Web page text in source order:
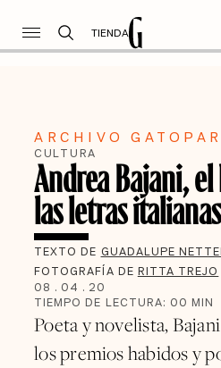
TIENDA
ARCHIVO
CULTURA
Andrea Bajani,
las letras italianas
TEXTO DE GUADALUPE
FOTOGRAFÍA DE RITTA TREJO
08 . 04 . 20
TIEMPO DE LECTURA: 00 MIN
Poeta y novelista,
los premios habidos y